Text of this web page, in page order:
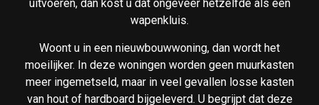
uitvoeren, dan kost u dat ongeveer hetzelfde als een
wapenkluis.
Woont u in een nieuwbouwwoning, dan wordt het
moeilijker. In deze woningen worden geen muurkasten
meer ingemetseld, maar in veel gevallen losse kasten
van hout of hardboard bijgeleverd. U begrijpt dat deze